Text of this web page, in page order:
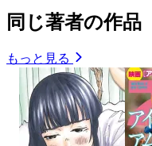
同じ著者の作品
もっと見る